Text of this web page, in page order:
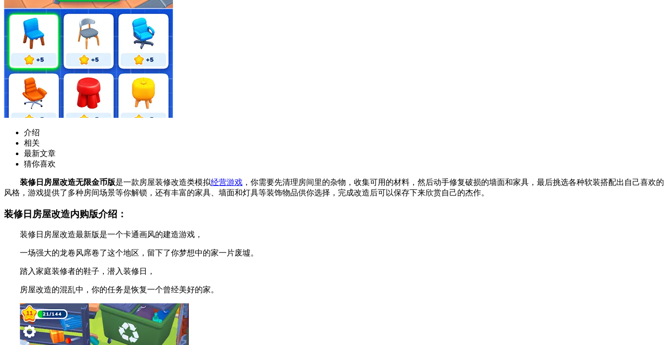
介绍
相关
最新文章
猜你喜欢
装修日房屋改造无限金币版是一款房屋装修改造类模拟经营游戏 ，你需要先清理房间里的杂物，收集可用的材料，然后动手修复破损的墙面和家具，最后挑选各种软装搭配出自己喜欢的
风格，游戏提供了多种房间场景等你解锁，还有丰富的家具、墙面和灯具等装饰物品供你选择，完成改造后可以保存下来欣赏自己的杰作。
装修日房屋改造内购版介绍：
装修日房屋改造最新版是一个卡通画风的建造游戏，
一场强大的龙卷风席卷了这个地区，留下了你梦想中的家一片废墟。
踏入家庭装修者的鞋子，潜入装修日，
房屋改造的混乱中，你的任务是恢复一个曾经美好的家。